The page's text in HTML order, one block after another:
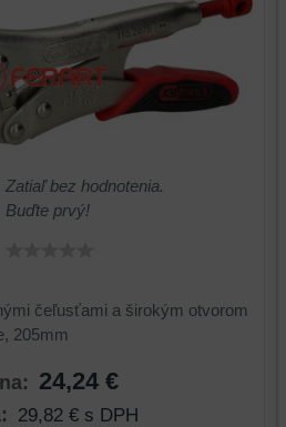
Zatiaľ bez hodnotenia.
Buďte prvý!
čeľusťami a širokým otvorom
205mm
24,24 €
29,82 € s DPH